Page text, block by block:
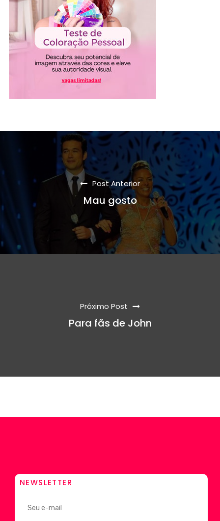
Post Anterior
Mau gosto
Próximo Post
Para fãs de John
NEWSLETTER